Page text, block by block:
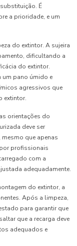
É
a prioridade, e um
do extintor. A sujeira
dificultando a
do extintor.
um pano úmido e
agressivos que
extintor.
orientações do
deve ser
que apenas
profissionais
com a
adequadamente.
do extintor, a
Após a limpeza,
para garantir que
que a recarga deve
adequados e